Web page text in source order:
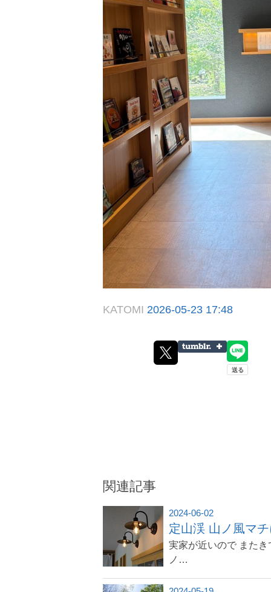
KATOMI 2026-05-23 17:48
関連記事
2024-06-02
定山渓 山ノ風マ
実家が近いので また
ノ…